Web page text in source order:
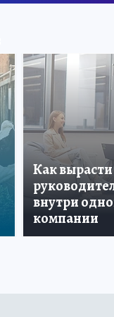
Как
внутри
компании